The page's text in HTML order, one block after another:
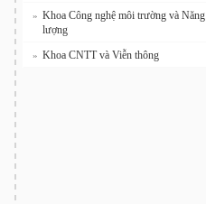
» Khoa Công nghệ môi trường và Năng
lượng
» Khoa CNTT và Viễn thông